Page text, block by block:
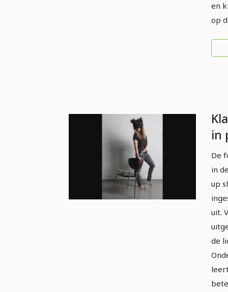
en
op
in
De
in
up
uit.
de